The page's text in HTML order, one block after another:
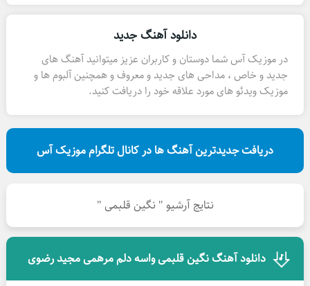
دانلود آهنگ جدید
در موزیک آس شما دوستان و کاربران عزیز میتوانید آهنگ های
جدید و خاص ، مداحی های جدید و معروف و همچنین آلبوم ها و
موزیک ویدئو های مورد علاقه خود را دریافت کنید.
دریافت جدیدترین آهنگ ها در کانال تلگرام موزیک آس
نتایج آرشیو " نگین قلبمی "
دانلود آهنگ نگین قلبمی واسه دلم مرهمی مجید رضوی